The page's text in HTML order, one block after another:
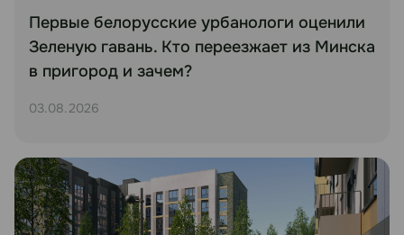
Первые белорусские урбанологи оценили
Зеленую гавань. Кто переезжает из Минска
в пригород и зачем?
03.08.2026